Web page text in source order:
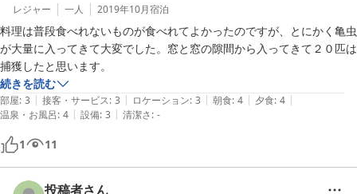
レジャー 一人 2019年10月宿泊
料理は普段食べれないものが食べれてよかったのですが、とにかく亀虫
が大量に入ってきて大変でした。窓と窓の隙間から入ってきて２０匹は
捕獲したと思います。
続きを読む
部屋: 3 | 接客・サービス: 3 | ロケーション: 3 | 朝食: 4 | 夕食: 4 |
温泉・お風呂: 4 | 設備: 3 | 清潔さ: -
1 11
投稿者さん